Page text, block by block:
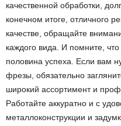
качественной обработки,
конечном итоге, отличного
качестве, обращайте
каждого вида. И помните,
половина успеха. Если вам
фрезы, обязательно
широкий ассортимент и
Работайте аккуратно и с
металлоконструкции и